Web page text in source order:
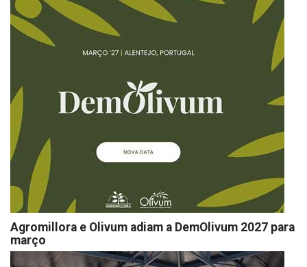
Agromillora e Olivum adiam a DemOlivum 2027 para
março